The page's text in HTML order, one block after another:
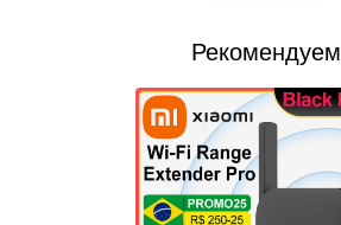
Рекомендуем